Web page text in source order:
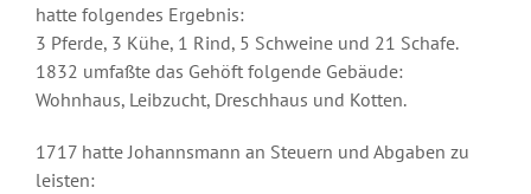
hatte folgendes Ergebnis:
3 Pferde, 3 Kühe, 1 Rind, 5 Schweine und 21 Schafe.
1832 umfaßte das Gehöft folgende Gebäude:
Wohnhaus, Leibzucht, Dreschhaus und Kotten.
1717 hatte Johannsmann an Steuern und Abgaben zu
leisten: